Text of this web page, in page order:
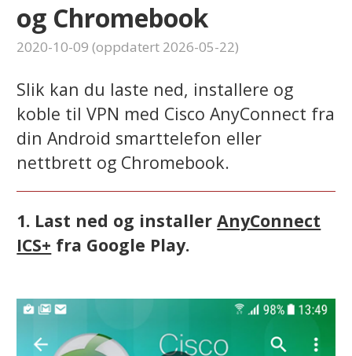
og Chromebook
2020-10-09 (oppdatert 2026-05-22)
Slik kan du laste ned, installere og
koble til VPN med Cisco AnyConnect fra
din Android smarttelefon eller
nettbrett og Chromebook.
1. Last ned og installerAnyConnect
ICS+ fra Google Play.